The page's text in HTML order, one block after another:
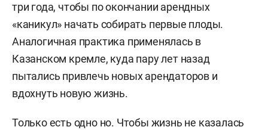
три года, чтобы по окончании арендных
«каникул» начать собирать первые плоды.
Аналогичная практика применялась в
Казанском кремле, куда пару лет назад
пытались привлечь новых арендаторов и
вдохнуть новую жизнь.
Только есть одно но. Чтобы жизнь не казалась